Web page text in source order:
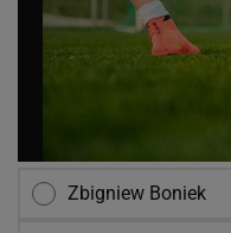
Zbigniew Boniek